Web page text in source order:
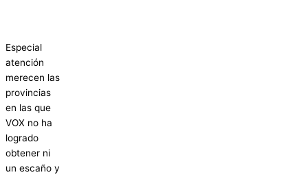
Especial
atención
merecen las
provincias
en las que
VOX no ha
logrado
obtener ni
un escaño y